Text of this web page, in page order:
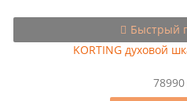
Быстрый
KORTING духовой